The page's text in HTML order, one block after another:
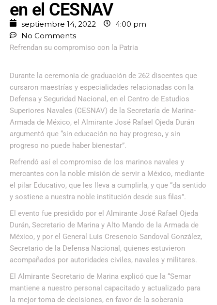
en el CESNAV
septiembre 14, 2022
4:00 pm
No Comments
Refrendan su compromiso con la Patria
Durante la ceremonia de graduación de 262 discentes que
cursaron maestrías y especialidades relacionadas con la
Defensa y Seguridad Nacional, en el Centro de Estudios
Superiores Navales (CESNAV) de la Secretaría de Marina-
Armada de México, el Almirante José Rafael Ojeda Durán
argumentó que “sin educación no hay progreso, y sin
progreso no puede haber bienestar”.
Refrendó así el compromiso de los marinos navales y
mercantes con la noble misión de servir a México, mediante
el pilar Educativo, que les lleva a cumplirla, y que “da sentido
y sostiene a nuestra noble institución desde sus filas”.
El evento fue presidido por el Almirante José Rafael Ojeda
Durán, Secretario de Marina y Alto Mando de la Armada de
México, y por el General Luis Cresencio Sandoval González,
Secretario de la Defensa Nacional, quienes estuvieron
acompañados por autoridades civiles, navales y militares.
El Almirante Secretario de Marina explicó que la “Semar
mantiene a nuestro personal capacitado y actualizado para
la mejor toma de decisiones, en favor de la soberanía